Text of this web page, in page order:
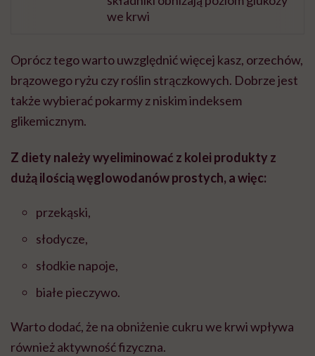
we krwi
Oprócz tego warto uwzględnić więcej kasz, orzechów,
brązowego ryżu czy roślin strączkowych. Dobrze jest
także wybierać pokarmy z niskim indeksem
glikemicznym.
Z diety należy wyeliminować z kolei produkty z
dużą ilością węglowodanów prostych, a więc:
przekąski,
słodycze,
słodkie napoje,
białe pieczywo.
Warto dodać, że na obniżenie cukru we krwi wpływa
również aktywność fizyczna.